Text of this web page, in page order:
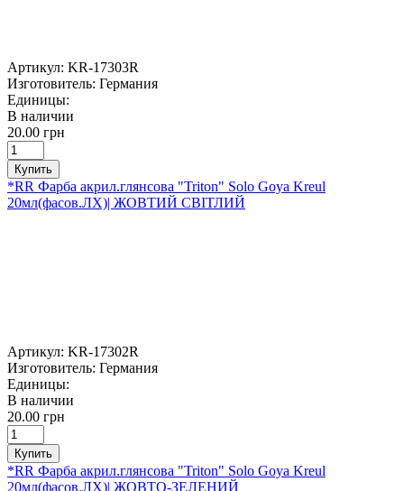
Артикул: KR-17303R
Изготовитель: Германия
Единицы:
В наличии
20.00 грн
Купить
*RR Фарба акрил.глянсова "Triton" Solo Goya Kreul
20мл(фасов.ЛХ)| ЖОВТИЙ СВІТЛИЙ
Артикул: KR-17302R
Изготовитель: Германия
Единицы:
В наличии
20.00 грн
Купить
*RR Фарба акрил.глянсова "Triton" Solo Goya Kreul
20мл(фасов.ЛХ)| ЖОВТО-ЗЕЛЕНИЙ